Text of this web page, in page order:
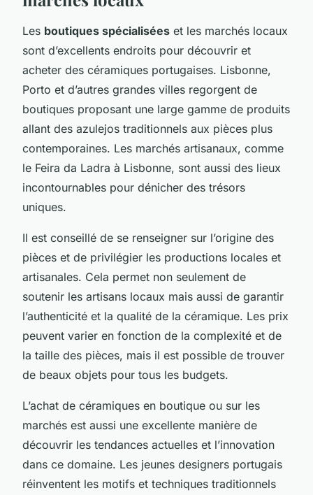
Les boutiques spécialisées et les marchés locaux
sont d’excellents endroits pour découvrir et
acheter des céramiques portugaises. Lisbonne,
Porto et d’autres grandes villes regorgent de
boutiques proposant une large gamme de produits
allant des azulejos traditionnels aux pièces plus
contemporaines. Les marchés artisanaux, comme
le Feira da Ladra à Lisbonne, sont aussi des lieux
incontournables pour dénicher des trésors
uniques.
Il est conseillé de se renseigner sur l’origine des
pièces et de privilégier les productions locales et
artisanales. Cela permet non seulement de
soutenir les artisans locaux mais aussi de garantir
l’authenticité et la qualité de la céramique. Les prix
peuvent varier en fonction de la complexité et de
la taille des pièces, mais il est possible de trouver
de beaux objets pour tous les budgets.
L’achat de céramiques en boutique ou sur les
marchés est aussi une excellente manière de
découvrir les tendances actuelles et l’innovation
dans ce domaine. Les jeunes designers portugais
réinventent les motifs et techniques traditionnels